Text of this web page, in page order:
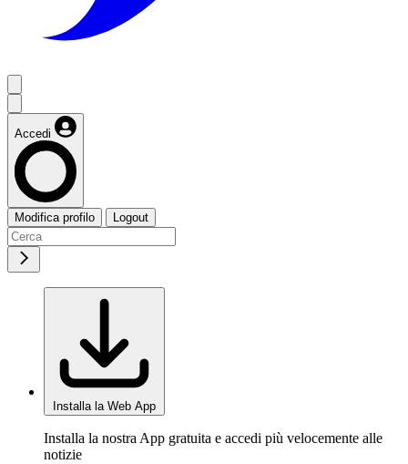
Accedi
Modifica profilo Logout
Installa la Web App
Installa la nostra App gratuita e accedi più velocemente alle
notizie